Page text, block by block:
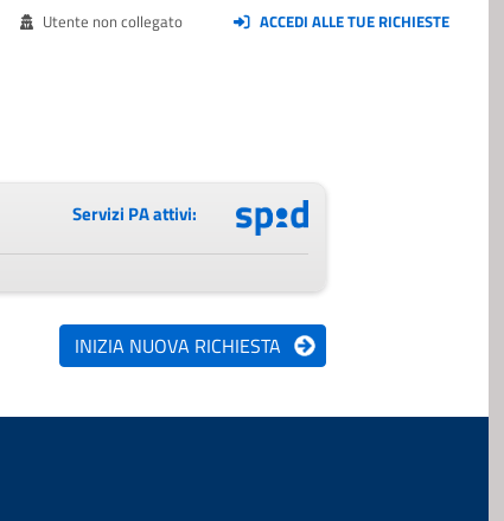
Utente non collegato ACCEDI ALLE TUE RICHIESTE
Servizi PA attivi: